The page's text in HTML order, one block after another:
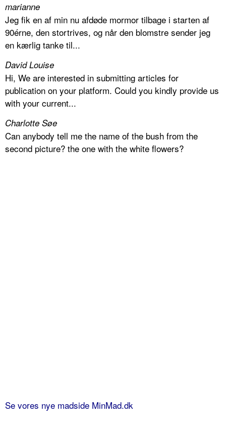
marianne
Jeg fik en af min nu afdøde mormor tilbage i starten af
90érne, den stortrives, og når den blomstre sender jeg
en kærlig tanke til...
David Louise
Hi, We are interested in submitting articles for
publication on your platform. Could you kindly provide us
with your current...
Charlotte Søe
Can anybody tell me the name of the bush from the
second picture? the one with the white flowers?
Se vores nye madside MinMad.dk